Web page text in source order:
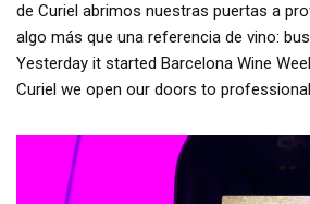
de Curiel abrimos nuestras puertas a
algo más que una referencia de vino:
Yesterday it started Barcelona Wine
Curiel we open our doors to